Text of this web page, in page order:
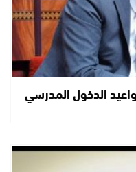
الدخول المدرسي